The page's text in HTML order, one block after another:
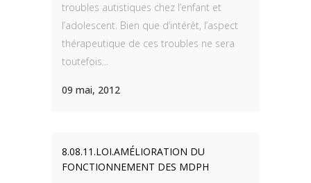
troubles autistiques chez l’enfant et
l’adolescent. Bien que d’intérêt, l’aspect
thérapeutique de ces troubles ne sera
toutefois...
09 mai, 2012
8.08.11.LOI.AMÉLIORATION DU
FONCTIONNEMENT DES MDPH